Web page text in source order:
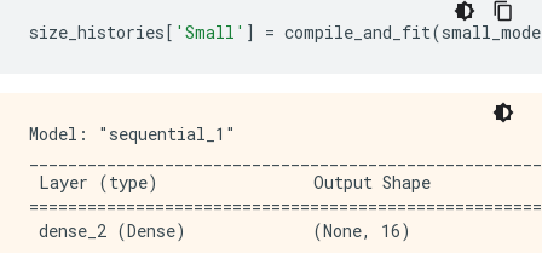
size_histories [ 'Small' ] = compile_and_fit(
Model: "sequential_1"
Layer (type)                Output Shape
dense_2 (Dense)             (None, 16)